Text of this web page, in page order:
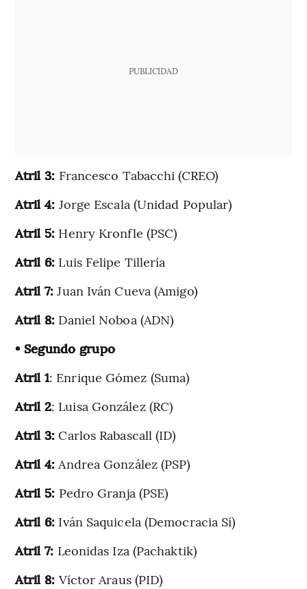
PUBLICIDAD
Atril 3: Francesco Tabacchi (CREO)
Atril 4: Jorge Escala (Unidad Popular)
Atril 5: Henry Kronfle (PSC)
Atril 6: Luis Felipe Tillería
Atril 7: Juan Iván Cueva (Amigo)
Atril 8: Daniel Noboa (ADN)
• Segundo grupo
Atril 1: Enrique Gómez (Suma)
Atril 2: Luisa González (RC)
Atril 3: Carlos Rabascall (ID)
Atril 4: Andrea González (PSP)
Atril 5: Pedro Granja (PSE)
Atril 6: Iván Saquicela (Democracia Sí)
Atril 7: Leonidas Iza (Pachaktik)
Atril 8: Víctor Araus (PID)